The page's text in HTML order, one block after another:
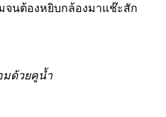
จนต้องหยิบกล้องมาแช๊ะสัก
มด้วยคูน้ำ